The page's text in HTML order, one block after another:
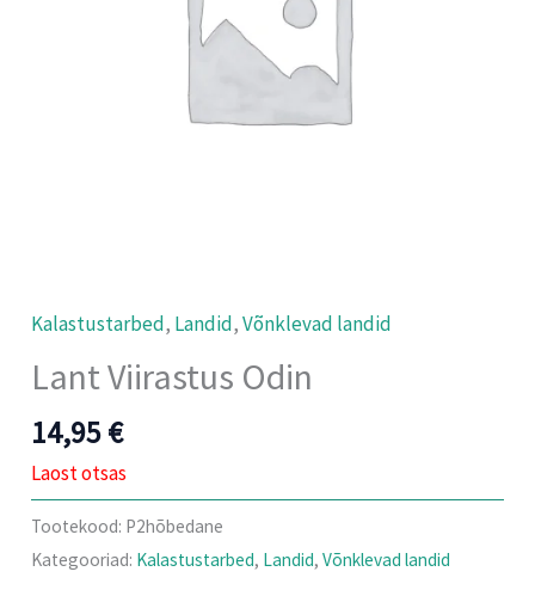
Kalastustarbed, Landid,Võnklevad landid
Lant Viirastus Odin
14,95€
Laost otsas
Tootekood: P2hõbedane
Kategooriad: Kalastustarbed, Landid,Võnklevad landid